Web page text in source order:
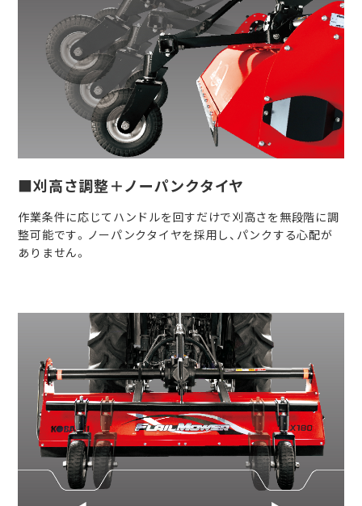
■刈高さ調整＋ノーパンクタイヤ
作業条件に応じてハンドルを回すだけで刈高さを無段階に調
整可能です。ノーパンクタイヤを採用し、パンクする心配が
ありません。